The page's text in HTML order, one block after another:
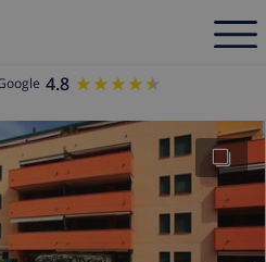
4.8 ★★★★★
★★★★★